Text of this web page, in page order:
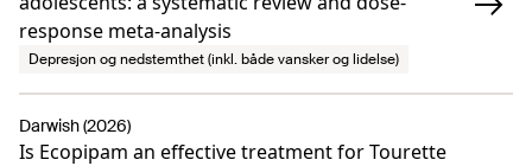
response meta-analysis
Depresjon og nedstemthet (inkl. både vansker og lidelse)
Is Ecopipam an effective treatment for Tourette
Darwish (2026)